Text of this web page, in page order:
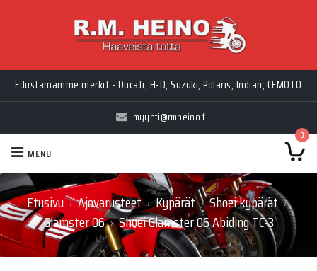
Edustamamme merkit - Ducati, H-D, Suzuki, Polaris, Indian, CFMOTO
myynti@rmheino.fi
0
MENU
Etusivu › Ajovarusteet › Kypärät › Shoei kypärät ›
Glamster 06 › Shoei Glamster 06 Abiding TC-3